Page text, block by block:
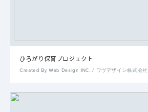
ひろがり保育プロジェクト
Created By Wab Design INC. / ワヴデザイン株式会社